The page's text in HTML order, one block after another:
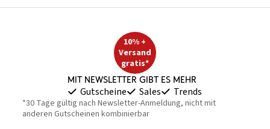
10% +
Versand
gratis*
Mit Newsletter gibt es mehr
Gutscheine Sales Trends
*30 Tage gültig nach Newsletter-Anmeldung, nicht mit
anderen Gutscheinen kombinierbar